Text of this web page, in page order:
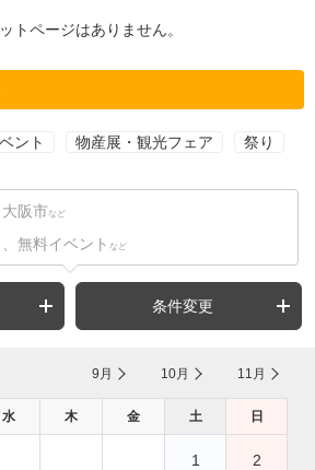
トページはありません。
ント 物産展・観光フェア 祭り
阪市 など
無料イベント など
条件変更
9月 10月 11月
水 木 金 土 日
1 2